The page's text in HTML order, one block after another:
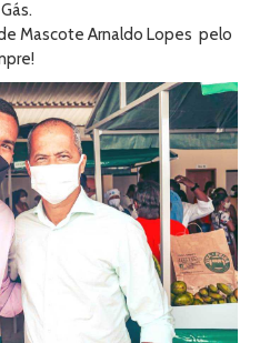
Mascote Arnaldo Lopes pelo